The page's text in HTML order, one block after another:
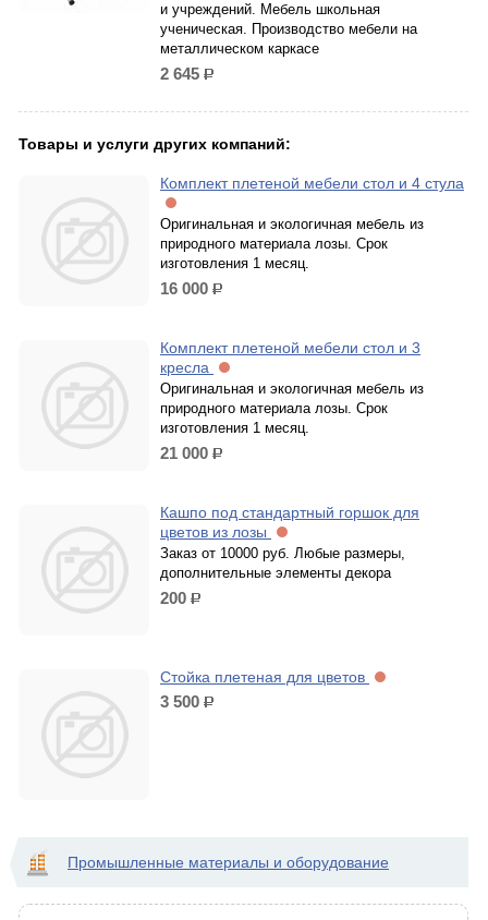
и учреждений. Мебель школьная
ученическая. Производство мебели на
металлическом каркасе
2 645 р.
Товары и услуги других компаний:
Комплект плетеной мебели стол и 4 стула
Оригинальная и экологичная мебель из
природного материала лозы. Срок
изготовления 1 месяц.
16 000 р.
Комплект плетеной мебели стол и 3
кресла
Оригинальная и экологичная мебель из
природного материала лозы. Срок
изготовления 1 месяц.
21 000 р.
Кашпо под стандартный горшок для
цветов из лозы
Заказ от 10000 руб. Любые размеры,
дополнительные элементы декора
200 р.
Стойка плетеная для цветов
3 500 р.
Промышленные материалы и оборудование